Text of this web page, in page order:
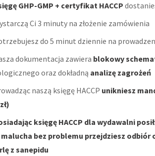
GHP-GMP + certyfikat HACCP
Ci 3 minuty na złożenie zamówienia
do 5 minut dziennie na
dokumentacja zawiera blokowy
oraz dokładną analizę zagrożeń
naszą księgę HACCP unikniesz
księgę HACCP dla wydawalni
bez problemu przejdziesz odbiór
z sanepidu